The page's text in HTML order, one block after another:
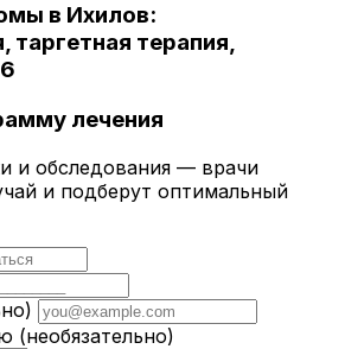
в Ихилов:
таргетная терапия,
лечения
и обследования — врачи
и подберут оптимальный
(необязательно)